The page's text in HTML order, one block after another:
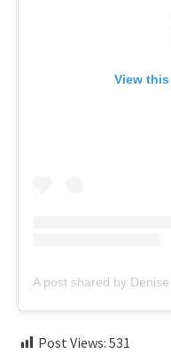
View
Post Views: 531